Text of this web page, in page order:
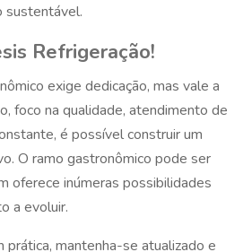
sustentável.
Refrigeração!
exige dedicação, mas vale a
foco na qualidade, atendimento de
é possível construir um
O ramo gastronômico pode ser
oferece inúmeras possibilidades
a evoluir.
prática, mantenha-se atualizado e